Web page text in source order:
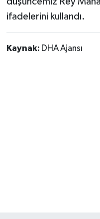
ifadelerini kullandı.
Kaynak: DHA Ajansı